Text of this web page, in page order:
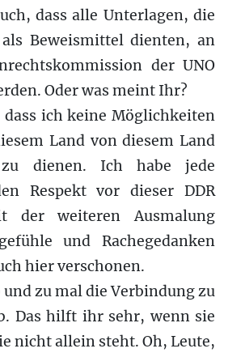
dass alle Unterlagen, die
Beweismittel dienten, an
der UNO
Oder was meint Ihr?
ich keine Möglichkeiten
Land von diesem Land
dienen. Ich habe jede
Respekt vor dieser DDR
der weiteren Ausmalung
und Rachegedanken
hier verschonen.
zu mal die Verbindung zu
Das hilft ihr sehr, wenn sie
nicht allein steht. Oh, Leute,